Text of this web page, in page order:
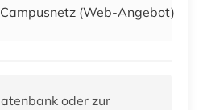
Campusnetz (Web-Angebot)
oder zur